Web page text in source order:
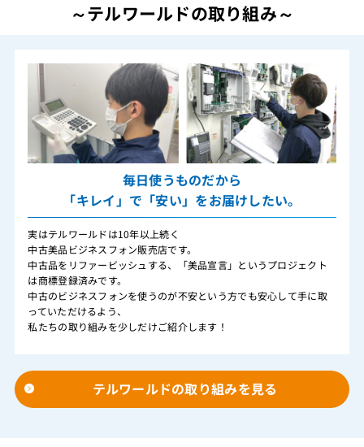
～テルワールドの取り組み～
毎日使うものだから
「キレイ」で「安い」をお届けしたい。
実はテルワールドは10年以上続く
中古美品ビジネスフォン販売店です。
中古品をリファービッシュする、「美品宣言」というプロジェクト
は商標登録済みです。
中古のビジネスフォンを使うのが不安という方でも安心して手に取
っていただけるよう、
私たちの取り組みを少しだけご紹介します！
テルワールドの取り組みを見る